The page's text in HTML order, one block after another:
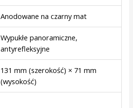
Anodowane na czarny mat
Wypukłe panoramiczne,
antyrefleksyjne
131 mm (szerokość) × 71 mm
(wysokość)